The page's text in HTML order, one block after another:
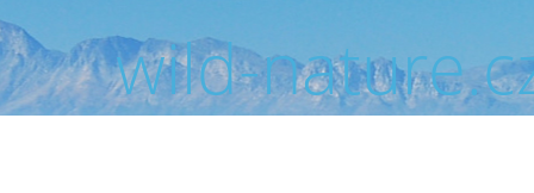
wild-